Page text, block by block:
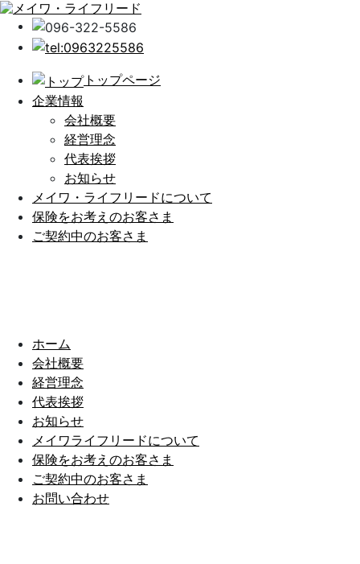
トップページ
企業情報
会社概要
経営理念
代表挨拶
お知らせ
メイワ・ライフリードについて
保険をお考えのお客さま
ご契約中のお客さま
ホーム
会社概要
経営理念
代表挨拶
お知らせ
メイワライフリードについて
保険をお考えのお客さま
ご契約中のお客さま
お問い合わせ